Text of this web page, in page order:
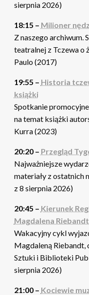
sierpnia 2026)
18:15 – Milioner
Z naszego archiwum.
teatralnej z Tczewa o
Paulo (2017)
19:55 – Historia
książki
Spotkanie
na temat książki
Kurra (2023)
20:20 – Przegląd
Najważniejsze
materiały z ostatnich
z 8 sierpnia 2026)
20:45 – Kierunek
Magdalena
Wakacyjny cykl
Magdaleną
Sztuki i Biblioteki
sierpnia 2026)
21:00 – Kociewie